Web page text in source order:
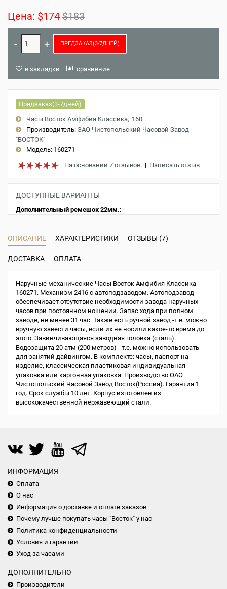
Цена: $174 $183
ПРЕДЗАКАЗ(3-7ДНЕЙ)
в закладки сравнение
Предзаказ(3-7дней)
Часы Восток Амфибия Классика 160
Производитель: ЗАО Чистопольский Часовой Завод
"ВОСТОК"
Модель: 160271
На основании 7 отзывов. | Написать отзыв
ДОСТУПНЫЕ ВАРИАНТЫ
Дополнительный ремешок 22мм.:
ОПИСАНИЕ ХАРАКТЕРИСТИКИ ОТЗЫВЫ (7)
ДОСТАВКА ОПЛАТА
Наручные механические Часы Восток Амфибия Классика
160271. Механизм 2416 с автоподзаводом. Автоподзавод
обеспечивает отсутствие необходимости завода наручных
часов при постоянном ношении. Запас хода при полном
заводе, не менее:31 час. Также есть ручной завод -т.е. можно
вручную завести часы, если их не носили какое-то время до
этого. Завинчивающаяся заводная головка (сталь).
Водозащита 20 атм (200 метров) - т.е. можно использовать
для занятий дайвингом. В комплекте: часы, паспорт на
изделие, классическая пластиковая индивидуальная
упаковка или картонная упаковка. Производство ОАО
Чистопольский Часовой Завод Восток(Россия). Гарантия 1
год. Срок службы 10 лет. Корпус изготовлен из
высококачественной нержавеющий стали.
ИНФОРМАЦИЯ
Оплата
О нас
Информация о доставке и оплате заказов
Почему лучше покупать часы "Восток" у нас
Политика конфиденциальности
Условия и гарантии
Уход за часами
ДОПОЛНИТЕЛЬНО
Производители